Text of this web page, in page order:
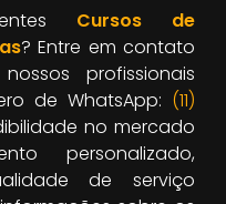
Cursos de
? Entre em contato
profissionais
de WhatsApp: (11)
no mercado
personalizado,
de serviço